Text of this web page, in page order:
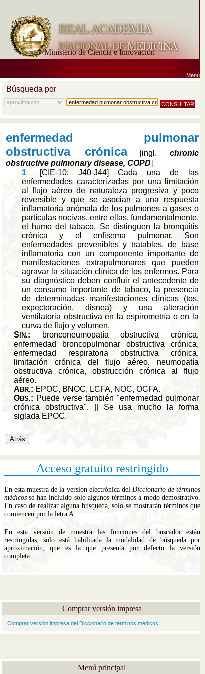
Ministerio de Ciencia e Innovación
Menú
Búsqueda por
Acceso gratuito restringido
En esta muestra de la versión electrónica del Diccionario de términos
médicos se han incluido solo algunos términos a modo demostrativo.
En caso de realizar alguna búsqueda, solo se mostrarán términos que
comiencen por la letra A.
En esta versión de muestra las funciones del buscador están
restringidas; solo está habilitada la modalidad de búsqueda por
aproximación, que es la que presenta por defecto la versión
completa.
Comprar versión impresa
Comprar versión impresa del Diccionario de términos médicos
Menú principal